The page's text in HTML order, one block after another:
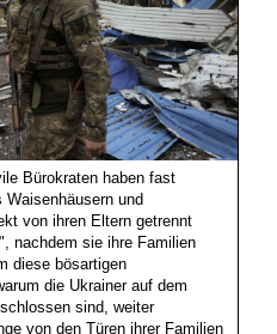
Bürokraten haben fast
Waisenhäusern und
von ihren Eltern getrennt
nachdem sie ihre Familien
diese bösartigen
die Ukrainer auf dem
sind, weiter
von den Türen ihrer Familien